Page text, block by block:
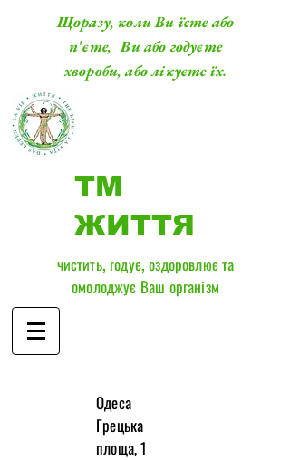
Щоразу, коли Ви їсте або
п'єте, Ви або годуєте
хвороби, або лікуєте їх.
ТМ
ЖИТТЯ
чистить, годує, оздоровлює та
омолоджує Ваш організм
​Одеса
Грецька
площа, 1